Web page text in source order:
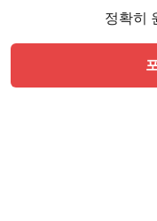
정확히